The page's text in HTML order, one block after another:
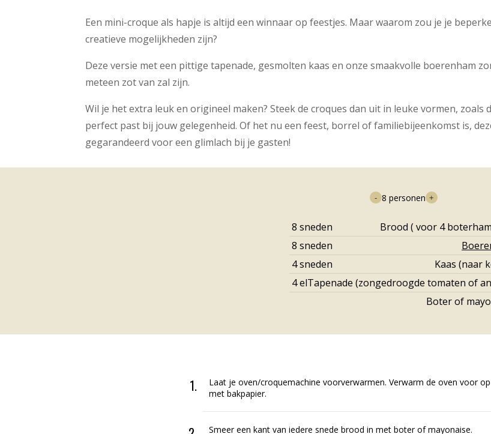
Een mini-croque als hapje is altijd een winnaar op feestjes. Maar waarom zou je je
creatieve mogelijkheden zijn?
Deze versie met een pittige tapenade, gesmolten kaas en onze smaakvolle boerenham
meteen zot van zal zijn.
Wil je het extra leuk en origineel maken? Steek de croques dan uit in leuke vormen, zoals
perfect past bij jouw gelegenheid. Of het nu een feest, borrel of familiebijeenkomst is,
gegarandeerd voor een glimlach bij je gasten!
- 8 personen +
8 sneden
Brood ( voor 4
8 sneden
4sneden
Kaas (naar
4elTapenade (zongedroogde tomaten of
Boter of
Laat je oven/croquemachine voorverwarmen. Verwarm de oven voor
met bakpapier.
Smeer een kant van iedere snede brood in met boter of mayonaise.